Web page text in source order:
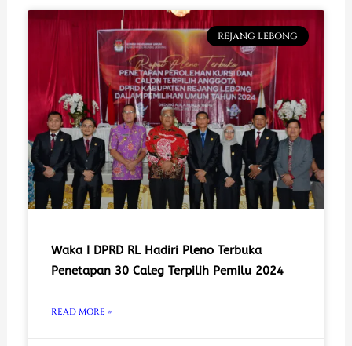
REJANG LEBONG
Waka I DPRD RL Hadiri Pleno Terbuka
Penetapan 30 Caleg Terpilih Pemilu 2024
READ MORE »